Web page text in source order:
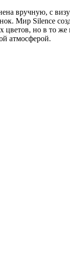
вручную, с
Мир Silence
цветов, но в то же
атмосферой.